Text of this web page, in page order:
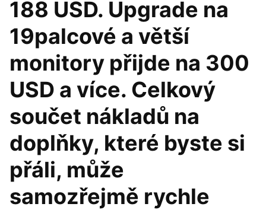
188 USD. Upgrade na
19palcové a větší
monitory přijde na 300
USD a více. Celkový
součet nákladů na
doplňky, které byste si
přáli, může
samozřejmě rychle